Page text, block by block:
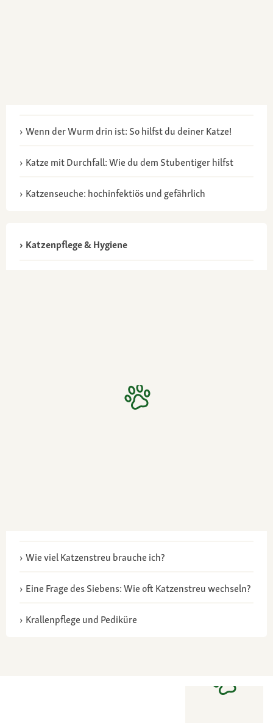
Wenn der Wurm drin ist: So hilfst du deiner Katze!
Katze mit Durchfall: Wie du dem Stubentiger hilfst
Katzenseuche: hochinfektiös und gefährlich
Katzenpflege & Hygiene
Wie viel Katzenstreu brauche ich?
Eine Frage des Siebens: Wie oft Katzenstreu wechseln?
Krallenpflege und Pediküre